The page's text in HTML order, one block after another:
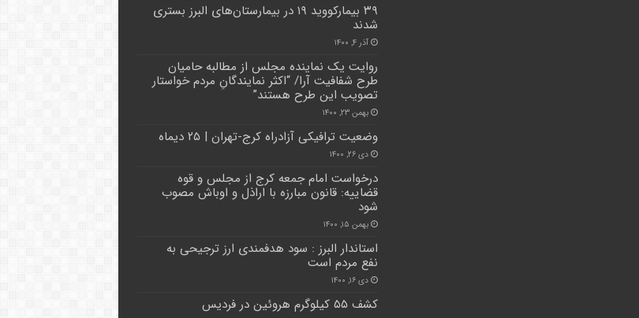
۳۹ بیمارکووید ۱۹ در بیمارستان‌های البرز بستری
شدند
آذر ۴, ۱۴۰۰
روایت یک نماینده مجلس از مطالبه حامیان
طرح شفافیت آرا/ “اکثر نمایندگانِ مردم خواستار
تصویب این طرح هستند”
بهمن ۲۳, ۱۴۰۰
وضعیت ترافیکی آزادراه کرج-تهران | ۲۵ دیماه
دی ۲۶, ۱۴۰۰
درخواست امام جمعه کرج از مجلس و قوه
قضاییه: قانون مبارزه با اراذل و اوباش مصوب
شود
بهمن ۱۵, ۱۴۰۰
استاندار البرز : سود هدفمندی ارز ترجیحی به
نفع مردم است
دی ۱۶, ۱۴۰۰
کشف ۵۵ کیلوگرم هروئین در فردیس